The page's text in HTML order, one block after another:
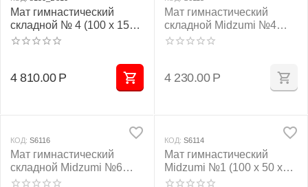
Мат гимнастический
складной № 4 (100 х 150 х
10) см бежевый
4 810.00 Р
Мат гимнастический
складной Midzumi №4
(100 х 100 х 10) см серый
4 230.00 Р
КОД: S6116
Мат гимнастический
складной Midzumi №6
(100 х 150 х 10) см серый
КОД: S6114
Мат гимнастический
Midzumi №1 (100 х 50 х
10) см серый